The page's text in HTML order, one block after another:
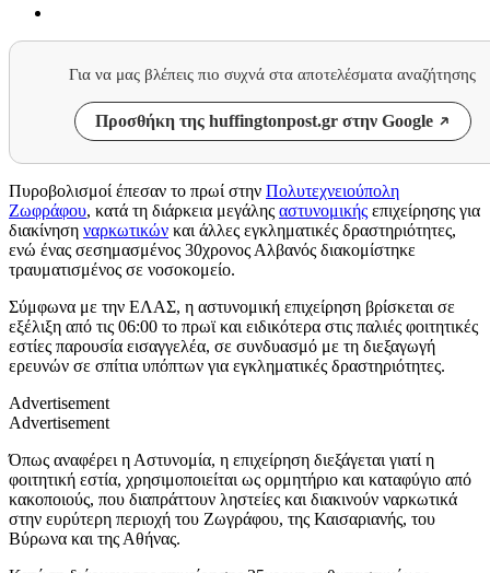
Για να μας βλέπεις πιο συχνά στα αποτελέσματα αναζήτησης
Προσθήκη της huffingtonpost.gr στην Google
Πυροβολισμοί έπεσαν το πρωί στην Πολυτεχνειούπολη
Ζωφράφου, κατά τη διάρκεια μεγάλης αστυνομικής επιχείρησης για
διακίνηση ναρκωτικών και άλλες εγκληματικές δραστηριότητες,
ενώ ένας σεσημασμένος 30χρονος Αλβανός διακομίστηκε
τραυματισμένος σε νοσοκομείο.
Σύμφωνα με την ΕΛΑΣ, η αστυνομική επιχείρηση βρίσκεται σε
εξέλιξη από τις 06:00 το πρωϊ και ειδικότερα στις παλιές φοιτητικές
εστίες παρουσία εισαγγελέα, σε συνδυασμό με τη διεξαγωγή
ερευνών σε σπίτια υπόπτων για εγκληματικές δραστηριότητες.
Advertisement
Advertisement
Όπως αναφέρει η Αστυνομία, η επιχείρηση διεξάγεται γιατί η
φοιτητική εστία, χρησιμοποιείται ως ορμητήριο και καταφύγιο από
κακοποιούς, που διαπράττουν ληστείες και διακινούν ναρκωτικά
στην ευρύτερη περιοχή του Ζωγράφου, της Καισαριανής, του
Βύρωνα και της Αθήνας.